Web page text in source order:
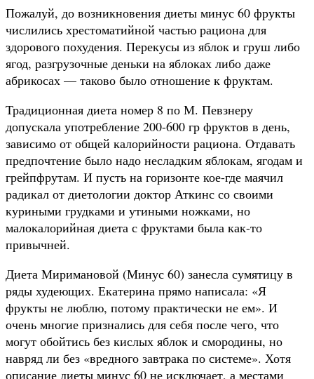
Пожалуй, до возникновения диеты минус 60 фрукты
числились хрестоматийной частью рациона для
здорового похудения. Перекусы из яблок и груш либо
ягод, разгрузочные деньки на яблоках либо даже
абрикосах — таково было отношение к фруктам.
Традиционная диета номер 8 по М. Певзнеру
допускала употребление 200-600 гр фруктов в день,
зависимо от общей калорийности рациона. Отдавать
предпочтение было надо несладким яблокам, ягодам и
грейпфрутам. И пусть на горизонте кое-где маячил
радикал от диетологии доктор Аткинс со своими
куриными грудками и утиными ножками, но
малокалорийная диета с фруктами была как-то
привычней.
Диета Миримановой (Минус 60) занесла сумятицу в
ряды худеющих. Екатерина прямо написала: «Я
фрукты не люблю, потому практически не ем». И
очень многие признались для себя после чего, что
могут обойтись без кислых яблок и смородины, но
навряд ли без «вредного завтрака по системе». Хотя
описание диеты минус 60 не исключает, а местами